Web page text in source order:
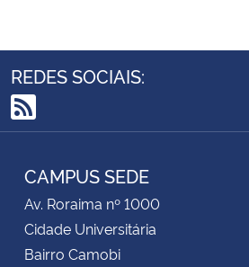
REDES SOCIAIS:
RSS
CAMPUS SEDE
Av. Roraima nº 1000
Cidade Universitária
Bairro Camobi